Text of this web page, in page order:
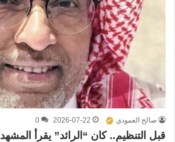
صالح العمودي 2026-07-22
0
قبل التنظيم.. كان “الرائد” يقرأ المشهد